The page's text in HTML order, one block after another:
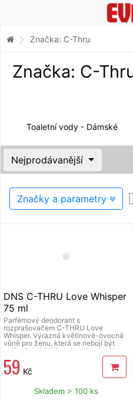
Značka: C-Thru
Značka: C-
Toaletní vody - Dámské
Nejprodávanější
Značky a parametry
DNS C-THRU Love Whisper
75 ml
Parfémový deodorant s
rozprašovačem C-THRU Love
Whisper. Výrazná květinově-ovocná
vůně pro ženu, která se nebojí být
vidět. Otevírá ji černý rybíz s hruškou
a růžovým pepřem, v srdci se rozvíjí
jasmín, růže a heliotrop, závěr tvoří
teplé cedrové dřevo s vanilkou.
59 Kč
Skladem > 100 ks